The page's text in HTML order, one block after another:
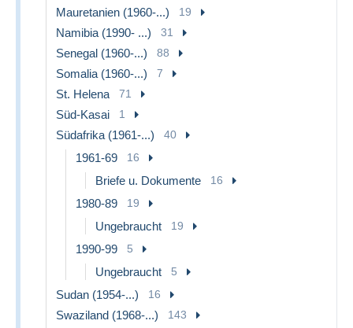
Mauretanien (1960-...) 19
Namibia (1990- ...) 31
Senegal (1960-...) 88
Somalia (1960-...) 7
St. Helena 71
Süd-Kasai 1
Südafrika (1961-...) 40
1961-69 16
Briefe u. Dokumente 16
1980-89 19
Ungebraucht 19
1990-99 5
Ungebraucht 5
Sudan (1954-...) 16
Swaziland (1968-...) 143